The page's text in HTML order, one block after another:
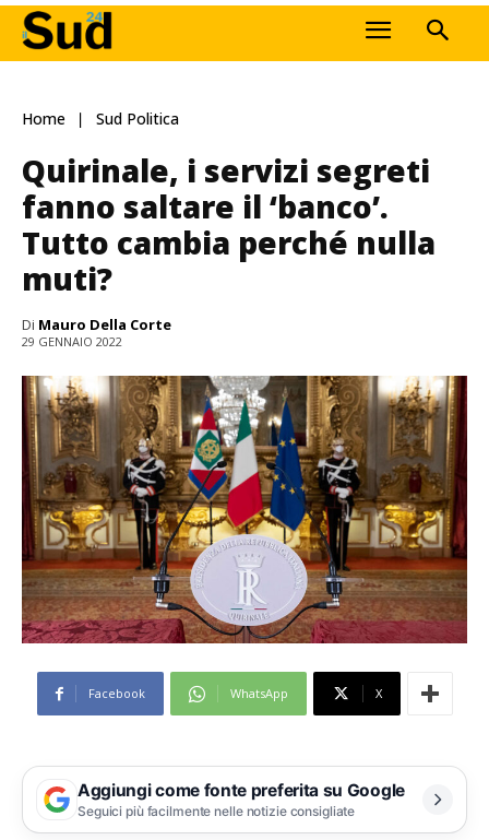
Home Sud Politica
Quirinale, i servizi segreti
fanno saltare il ‘banco’.
Tutto cambia perché nulla
muti?
Di Mauro Della Corte
29 GENNAIO 2022
Facebook WhatsApp X
Aggiungi come fonte preferita su Google
Seguici più facilmente nelle notizie consigliate